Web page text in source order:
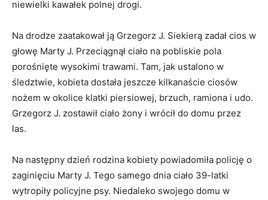
niewielki kawałek polnej drogi.
Na drodze zaatakował ją Grzegorz J. Siekierą zadał cios w
głowę Marty J. Przeciągnął ciało na pobliskie pola
porośnięte wysokimi trawami. Tam, jak ustalono w
śledztwie, kobieta dostała jeszcze kilkanaście ciosów
nożem w okolice klatki piersiowej, brzuch, ramiona i udo.
Grzegorz J. zostawił ciało żony i wrócił do domu przez
las.
Na następny dzień rodzina kobiety powiadomiła policję o
zaginięciu Marty J. Tego samego dnia ciało 39-latki
wytropiły policyjne psy. Niedaleko swojego domu w